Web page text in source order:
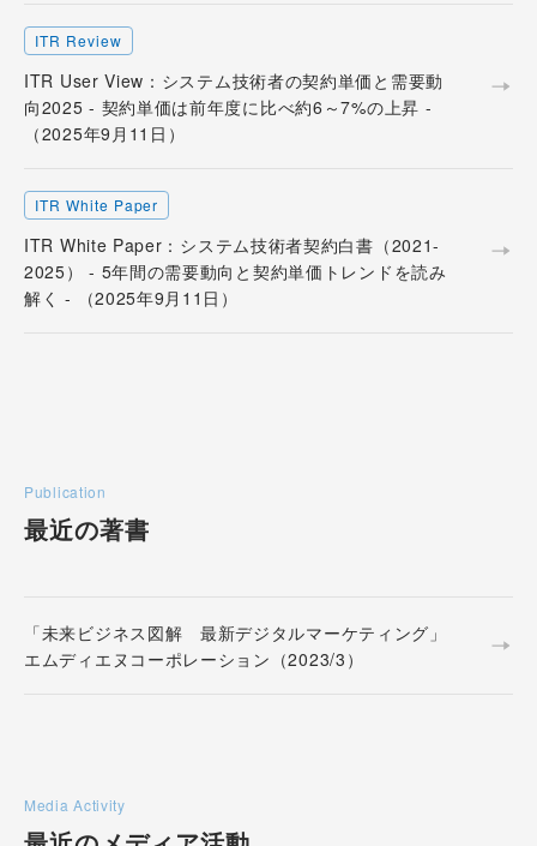
ITR Review
ITR User View：システム技術者の契約単価と需要動
向2025 - 契約単価は前年度に比べ約6～7%の上昇 -
（2025年9月11日）
ITR White Paper
ITR White Paper：システム技術者契約白書（2021-
2025） - 5年間の需要動向と契約単価トレンドを読み
解く - （2025年9月11日）
Publication
最近の著書
「未来ビジネス図解 最新デジタルマーケティング」
エムディエヌコーポレーション（2023/3）
Media Activity